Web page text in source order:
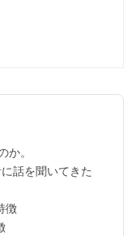
。
話を聞いてきた
徴